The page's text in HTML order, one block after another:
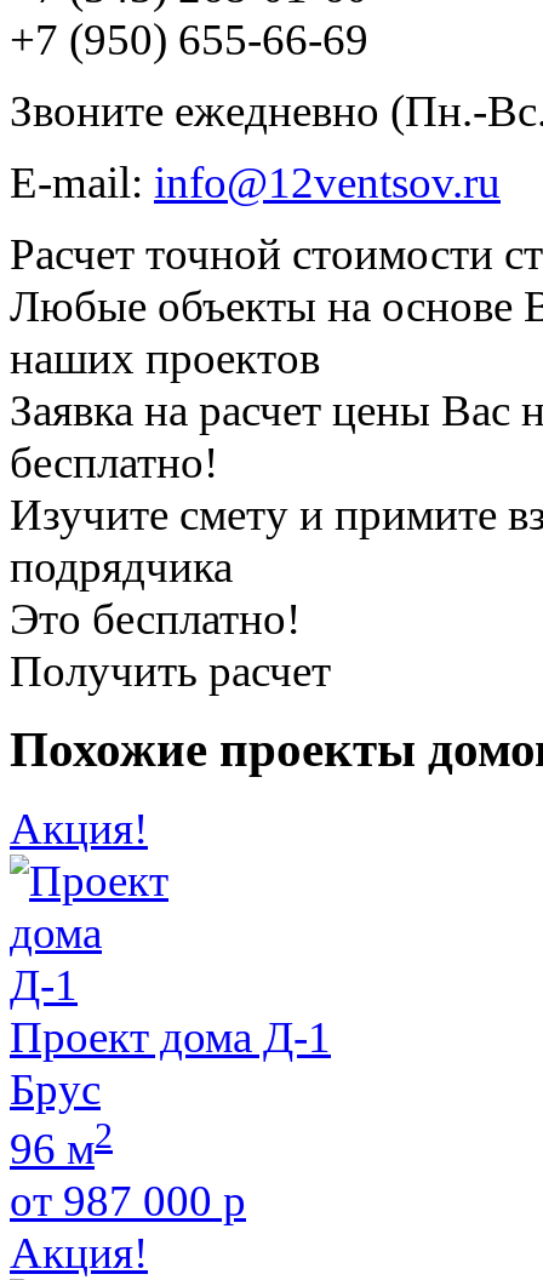
+7 (950) 655-66-69
Звоните ежедневно (Пн.-
E-mail: info@12ventsov.ru
Расчет точной стоимости
Любые объекты на основе
наших проектов
Заявка на расчет цены Вас
бесплатно!
Изучите смету и примите
подрядчика
Это бесплатно!
Получить расчет
Похожие проекты
Акция!
Проект дома Д-1
Брус
96 м2
от 987 000 р
Акция!